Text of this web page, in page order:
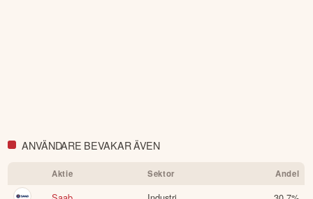
ANVÄNDARE BEVAKAR ÄVEN
Aktie Sektor Andel